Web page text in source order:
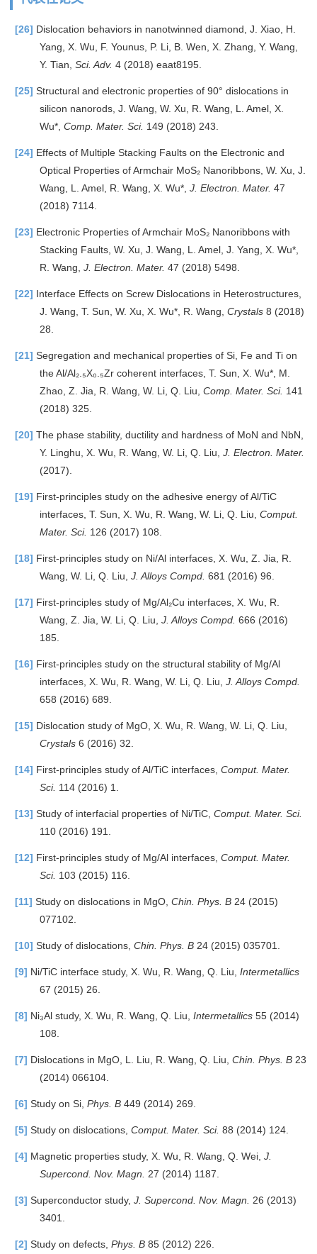
[26] Dislocation behaviors in nanotwinned diamond, J. Xiao, H.
Yang, X. Wu, F. Younus, P. Li, B. Wen, X. Zhang, Y. Wang,
Y. Tian, Sci. Adv. 4 (2018) eaat8195.
[25] Structural and electronic properties of 90° dislocations in
silicon nanorods, J. Wang, W. Xu, R. Wang, L. Amel, X.
Wu*, Comp. Mater. Sci. 149 (2018) 243.
[24] Effects of Multiple Stacking Faults on the Electronic and
Optical Properties of Armchair MoS₂ Nanoribbons, W. Xu, J.
Wang, L. Amel, R. Wang, X. Wu*, J. Electron. Mater. 47
(2018) 7114.
[23] Electronic Properties of Armchair MoS₂ Nanoribbons with
Stacking Faults, W. Xu, J. Wang, L. Amel, J. Yang, X. Wu*,
R. Wang, J. Electron. Mater. 47 (2018) 5498.
[22] Interface Effects on Screw Dislocations in Heterostructures,
J. Wang, T. Sun, W. Xu, X. Wu*, R. Wang, Crystals 8 (2018)
28.
[21] Segregation and mechanical properties of Si, Fe and Ti on
the Al/Al₂.₅X₀.₅Zr coherent interfaces, T. Sun, X. Wu*, M.
Zhao, Z. Jia, R. Wang, W. Li, Q. Liu, Comp. Mater. Sci. 141
(2018) 325.
[20] The phase stability, ductility and hardness of MoN and NbN,
Y. Linghu, X. Wu, R. Wang, W. Li, Q. Liu, J. Electron. Mater.
(2017).
[19] First-principles study on the adhesive energy of Al/TiC
interfaces, T. Sun, X. Wu, R. Wang, W. Li, Q. Liu, Comput.
Mater. Sci. 126 (2017) 108.
[18] First-principles study on Ni/Al interfaces, X. Wu, Z. Jia, R.
Wang, W. Li, Q. Liu, J. Alloys Compd. 681 (2016) 96.
[17] First-principles study of Mg/Al₂Cu interfaces, X. Wu, R.
Wang, Z. Jia, W. Li, Q. Liu, J. Alloys Compd. 666 (2016)
185.
[16] First-principles study on the structural stability of Mg/Al
interfaces, X. Wu, R. Wang, W. Li, Q. Liu, J. Alloys Compd.
658 (2016) 689.
[15] Dislocation study of MgO, X. Wu, R. Wang, W. Li, Q. Liu,
Crystals 6 (2016) 32.
[14] First-principles study of Al/TiC interfaces, Comput. Mater.
Sci. 114 (2016) 1.
[13] Study of interfacial properties of Ni/TiC, Comput. Mater. Sci.
110 (2016) 191.
[12] First-principles study of Mg/Al interfaces, Comput. Mater.
Sci. 103 (2015) 116.
[11] Study on dislocations in MgO, Chin. Phys. B 24 (2015)
077102.
[10] Study of dislocations, Chin. Phys. B 24 (2015) 035701.
[9] Ni/TiC interface study, X. Wu, R. Wang, Q. Liu, Intermetallics
67 (2015) 26.
[8] Ni₃Al study, X. Wu, R. Wang, Q. Liu, Intermetallics 55 (2014)
108.
[7] Dislocations in MgO, L. Liu, R. Wang, Q. Liu, Chin. Phys. B 23
(2014) 066104.
[6] Study on Si, Phys. B 449 (2014) 269.
[5] Study on dislocations, Comput. Mater. Sci. 88 (2014) 124.
[4] Magnetic properties study, X. Wu, R. Wang, Q. Wei, J.
Supercond. Nov. Magn.
27 (2014) 1187.
[3] Superconductor study, J. Supercond. Nov. Magn.
26 (2013)
3401.
[2] Study on defects, Phys. B 85 (2012) 226.